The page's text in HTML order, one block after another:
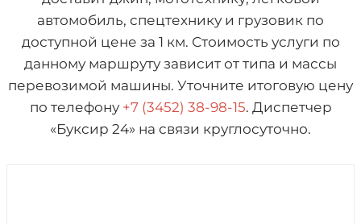
автомобиль, спецтехнику и грузовик по
доступной цене за 1 км. Стоимость услуги по
данному маршруту зависит от типа и массы
перевозимой машины. Уточните итоговую цену
по телефону +7 (3452) 38-98-15. Диспетчер
«Буксир 24» на связи круглосуточно.